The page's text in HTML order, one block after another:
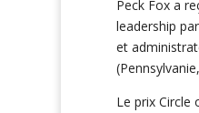
Peck Fox a
leadership
et
Le prix Circle